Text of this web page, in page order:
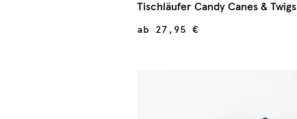
Tischläufer Candy Canes & Twigs
ab 27,95 €